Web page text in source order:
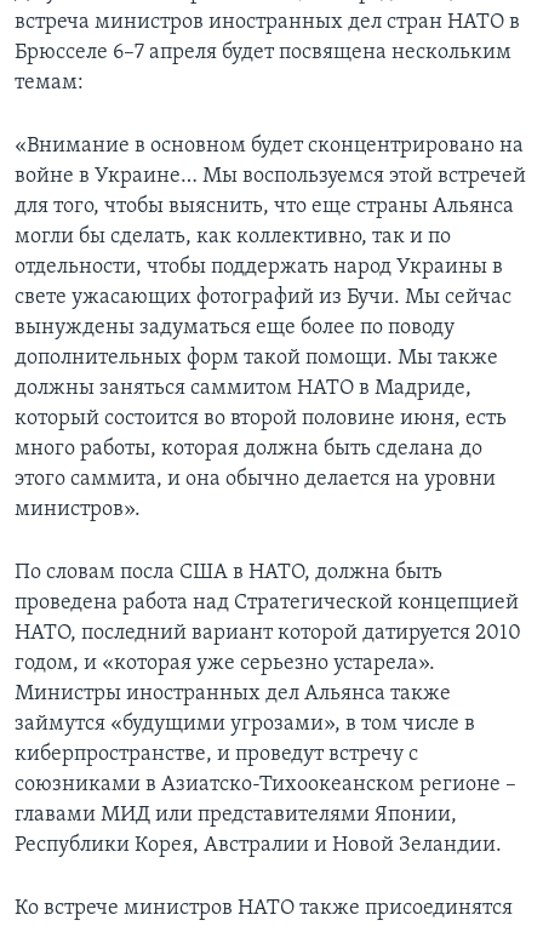
встреча министров иностранных дел стран НАТО в
Брюсселе 6–7 апреля будет посвящена нескольким
темам:
«Внимание в основном будет сконцентрировано на
войне в Украине… Мы воспользуемся этой встречей
для того, чтобы выяснить, что еще страны Альянса
могли бы сделать, как коллективно, так и по
отдельности, чтобы поддержать народ Украины в
свете ужасающих фотографий из Бучи. Мы сейчас
вынуждены задуматься еще более по поводу
дополнительных форм такой помощи. Мы также
должны заняться саммитом НАТО в Мадриде,
который состоится во второй половине июня, есть
много работы, которая должна быть сделана до
этого саммита, и она обычно делается на уровни
министров».
По словам посла США в НАТО, должна быть
проведена работа над Стратегической концепцией
НАТО, последний вариант которой датируется 2010
годом, и «которая уже серьезно устарела».
Министры иностранных дел Альянса также
займутся «будущими угрозами», в том числе в
киберпространстве, и проведут встречу с
союзниками в Азиатско-Тихоокеанском регионе –
главами МИД или представителями Японии,
Республики Корея, Австралии и Новой Зеландии.
Ко встрече министров НАТО также присоединятся